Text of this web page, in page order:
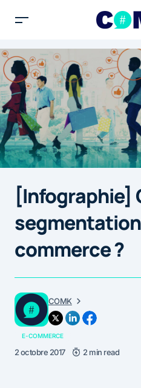
[Infographie]
commerce ?
COMK
E-COMMERCE
2 octobre 2017 2 min read